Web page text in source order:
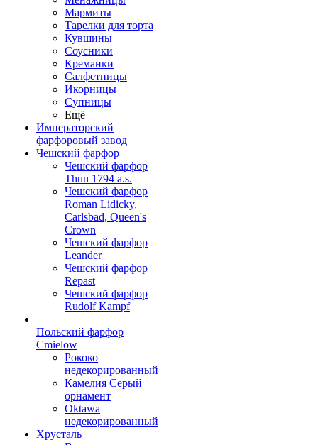
Мармиты
Тарелки для торта
Кувшины
Соусники
Креманки
Салфетницы
Икорницы
Супницы
Ещё
Императорский
фарфоровый завод
Чешский фарфор
Чешский фарфор
Thun 1794 a.s.
Чешский фарфор
Roman Lidicky,
Carlsbad, Queen's
Crown
Чешский фарфор
Leander
Чешский фарфор
Repast
Чешский фарфор
Rudolf Kampf
Польский фарфор
Сmielow
Рококо
недекорированный
Камелия Серый
орнамент
Oktawa
недекорированный
Хрусталь